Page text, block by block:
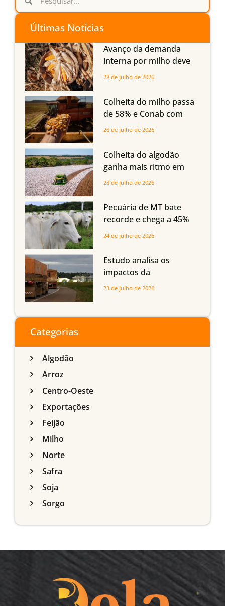
Últimas Notícias
Avanço da demanda
interna por milho deve
compensar aumento da
em Mato Grosso, aponta
Imea
28 de julho de 2026
Colheita do milho passa
de 58% e Conab com
boas produtividades em
quedas em Tocantins,
Maranhão e Piauí
28 de julho de 2026
Colheita do algodão
ganha mais ritmo em
Mato Grosso, Mato
Maranhão
28 de julho de 2026
Pecuária de MT bate
recorde e chega a 45%
dos bovinos abatidos
24 de julho de 2026
Estudo analisa os
impactos da
infraestrutura logística
do Sul
23 de julho de 2026
Categorias
Algodão
Arroz
Centro-Oeste
Exportações
Feijão
Milho
Norte
Safra
Soja
Sorgo